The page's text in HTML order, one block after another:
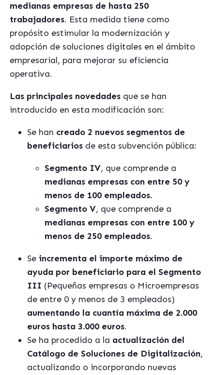
medianas empresas de hasta 250
trabajadores. Esta medida tiene como
propósito estimular la modernización y
adopción de soluciones digitales en el ámbito
empresarial, para mejorar su eficiencia
operativa.
Las principales novedades que se han
introducido en esta modificación son:
Se han creado 2 nuevos segmentos de
beneficiarios de esta subvención pública:
Segmento IV, que comprende a
medianas empresas con entre 50 y
menos de 100 empleados.
Segmento V, que comprende a
medianas empresas con entre 100 y
menos de 250 empleados.
Se incrementa el importe máximo de
ayuda por beneficiario para el Segmento
III (Pequeñas empresas o Microempresas
de entre 0 y menos de 3 empleados)
aumentando la cuantía máxima de 2.000
euros hasta 3.000 euros.
Se ha procedido a la actualización del
Catálogo de Soluciones de Digitalización,
actualizando o incorporando nuevas